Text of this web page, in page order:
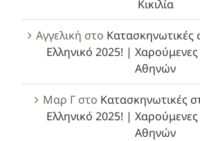
Κικιλία
Αγγελική στο Κατασκηνωτικές
Ελληνικό 2025! | Χαρούμενες
Αθηνών
Μαρ Γστο Κατασκηνωτικές
Ελληνικό 2025! | Χαρούμενες
Αθηνών